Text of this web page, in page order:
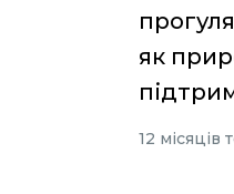
як
12 місяців